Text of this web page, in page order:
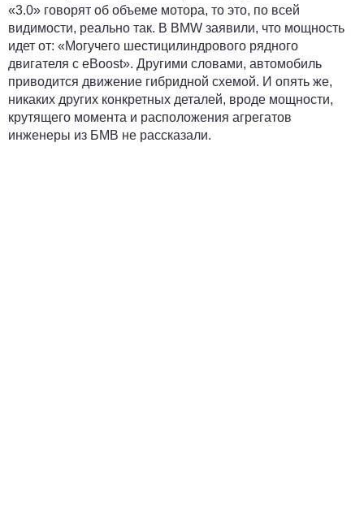
«3.0» говорят об объеме мотора, то это, по всей
видимости, реально так. В BMW заявили, что мощность
идет от: «Могучего шестицилиндрового рядного
двигателя с eBoost». Другими словами, автомобиль
приводится движение гибридной схемой. И опять же,
никаких других конкретных деталей, вроде мощности,
крутящего момента и расположения агрегатов
инженеры из БМВ не рассказали.